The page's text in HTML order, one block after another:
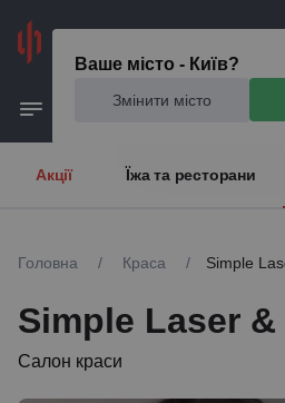
Ваше місто - Київ?
Змінити місто
Акції Їжа та ресторани
Головна / Краса / Simple
Simple Laser
Салон краси